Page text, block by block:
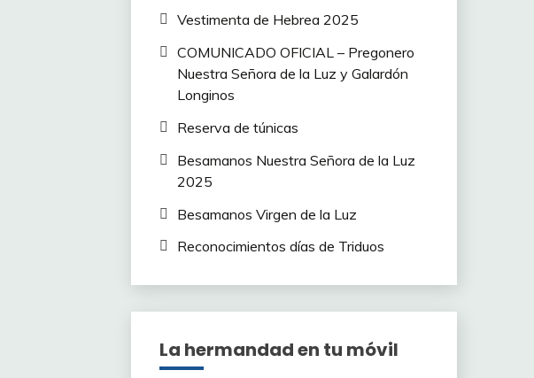
Vestimenta de Hebrea 2025
COMUNICADO OFICIAL – Pregonero
Nuestra Señora de la Luz y Galardón
Longinos
Reserva de túnicas
Besamanos Nuestra Señora de la Luz
2025
Besamanos Virgen de la Luz
Reconocimientos días de Triduos
La hermandad en tu móvil